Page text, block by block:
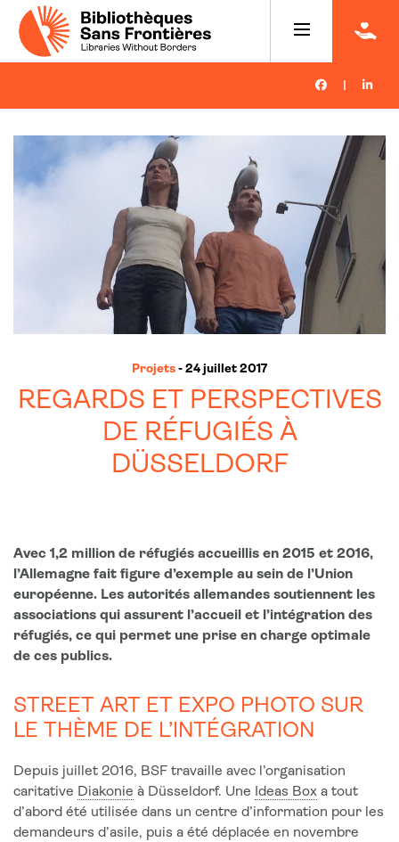
Projets - 24 juillet 2017
REGARDS ET PERSPECTIVES
DE RÉFUGIÉS À
DÜSSELDORF
Avec 1,2 million de réfugiés accueillis en 2015 et 2016,
l’Allemagne fait figure d’exemple au sein de l’Union
européenne. Les autorités allemandes soutiennent les
associations qui assurent l’accueil et l’intégration des
réfugiés, ce qui permet une prise en charge optimale
de ces publics.
STREET ART ET EXPO PHOTO SUR
LE THÈME DE L’INTÉGRATION
Depuis juillet 2016, BSF travaille avec l’organisation
caritative Diakonie à Düsseldorf. Une Ideas Box a tout
d’abord été utilisée dans un centre d’information pour les
demandeurs d’asile, puis a été déplacée en novembre